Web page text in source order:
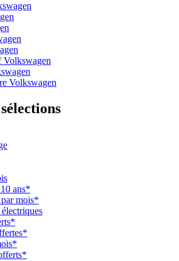
Volkswagen
Volkswagen
ans*
mois*